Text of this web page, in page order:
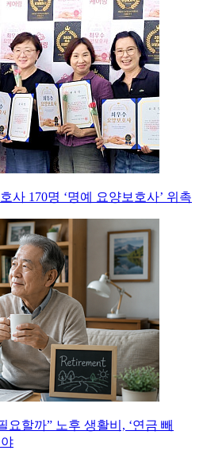
사 170명 ‘명예 요양보호사’ 위촉
요할까” 노후 생활비, ‘연금 빼